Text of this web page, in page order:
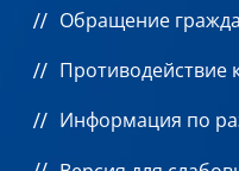
Обращение
Противодействие
Информация по